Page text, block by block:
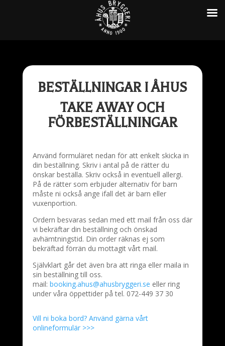
BESTÄLLNINGAR I ÅHUS
TAKE AWAY OCH
FÖRBESTÄLLNINGAR
Använd formuläret nedan för att enkelt skicka in
din beställning. Skriv i antal på de rätter du
önskar beställa. Skriv också in eventuell allergi.
På de rätter som erbjuder alternativ för barn
måste ni också ange ifall det är barn eller
vuxenportion.
Ordern besvaras sedan med ett mail från oss där
vi bekräftar din beställning och önskad
avhämtningstid. Din order räknas ej som
bekräftad förrän du mottagit vårt mail.
Självklart går det även bra att ringa eller maila in
sin beställning till oss.
mail: booking.ahus@ahusbryggeri.se eller ring
under våra öppettider på tel. 072-449 37 30
Vill ni boka bord? Använd gärna vårt
onlineformulär >>>